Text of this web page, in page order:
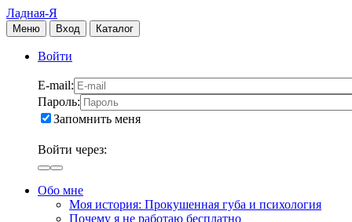
Ладная-Я
Меню Вход Каталог
Войти
E-mail:
Пароль:
Запомнить меня
Войти через:
Обо мне
Моя история: Прокушенная губа и психология
Почему я не работаю бесплатно